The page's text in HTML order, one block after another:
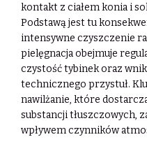
kontakt z ciałem konia i
Podstawą jest tu
intensywne czyszczenie
pielęgnacja obejmuje
czystość tybinek oraz
technicznego przystuł.
nawilżanie, które
substancji tłuszczowych,
wpływem czynników